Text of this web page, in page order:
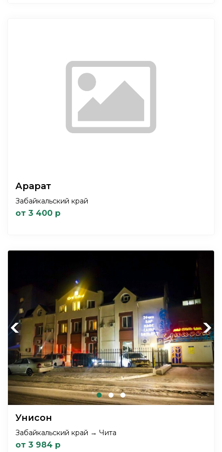
Арарат
Забайкальский край
от 3 400 р
Previous Next
Унисон
Забайкальский край → Чита
от 3 984 р